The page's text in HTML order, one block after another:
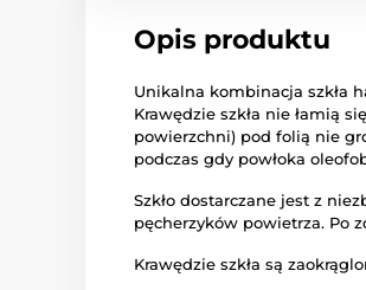
Opis produktu
Unikalna kombinacja szkła
Krawędzie szkła nie łamią
powierzchni) pod folią nie
podczas gdy powłoka
Szkło dostarczane jest z
pęcherzyków powietrza. Po
Krawędzie szkła są